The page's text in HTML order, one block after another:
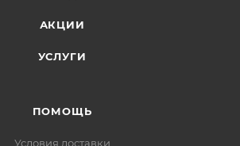
АКЦИИ
УСЛУГИ
ПОМОЩЬ
Условия доставки